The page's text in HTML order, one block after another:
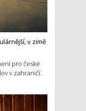
v zimě
pro české
v zahraničí.